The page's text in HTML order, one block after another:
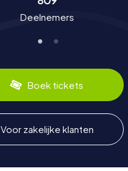
kun je indrukwekkende
bewonderen. Bovendien
feiten leer je ook
zeker de regionale wijn, die
bijzonder goed gedijt.
in Bad Kreuznach de
Bad Kreuznach kun je de
kuurpark van Bad
wandeling en biedt tal van
Deelnemers
Boek tickets
Voor zakelijke klanten